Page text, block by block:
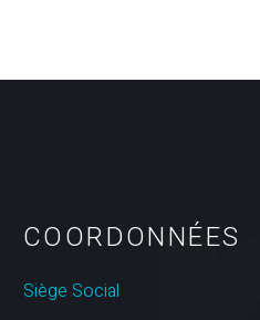
COORDONNÉES
Siège Social